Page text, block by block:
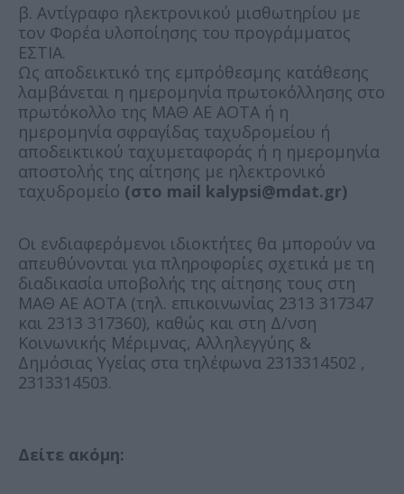
β. Αντίγραφο ηλεκτρονικού μισθωτηρίου με
τον Φορέα υλοποίησης του προγράμματος
ΕΣΤΙΑ.
Ως αποδεικτικό της εμπρόθεσμης κατάθεσης
λαμβάνεται η ημερομηνία πρωτοκόλλησης στο
πρωτόκολλο της ΜΑΘ ΑΕ ΑΟΤΑ ή η
ημερομηνία σφραγίδας ταχυδρομείου ή
αποδεικτικού ταχυμεταφοράς ή η ημερομηνία
αποστολής της αίτησης με ηλεκτρονικό
ταχυδρομείο (στο mail kalypsi@mdat.gr)
Οι ενδιαφερόμενοι ιδιοκτήτες θα μπορούν να
απευθύνονται για πληροφορίες σχετικά με τη
διαδικασία υποβολής της αίτησης τους στη
ΜΑΘ ΑΕ ΑΟΤΑ (τηλ. επικοινωνίας 2313 317347
και 2313 317360), καθώς και στη Δ/νση
Κοινωνικής Μέριμνας, Αλληλεγγύης &
Δημόσιας Υγείας στα τηλέφωνα 2313314502 ,
2313314503.
Δείτε ακόμη: